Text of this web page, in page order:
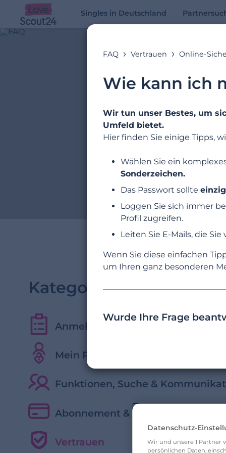
Singles in Deutschland
Kategorien
Anmeldung und erste Schritte
Mein Profil verwalten
Funktionen, Suche &
Abonnement & kostenpflichtige
Vertrauen
FAQ Vertrauen Online-
Wie kann ich
Wir tun unser Bestes, um
Umfeld bietet.
Hier finden Sie einige Tipps,
Wählen Sie ein
Sonderzeichen.
Das Passwort sollte
Loggen Sie sich immer
Profil zugreifen.
Leiten Sie E-Mails, die
Wenn Sie diese einfachen
um Ihren ganz besonderen
Wurde Ihre Frage
Datenschutz-
Wir und unsere 1 Partner
persönlichen Daten,